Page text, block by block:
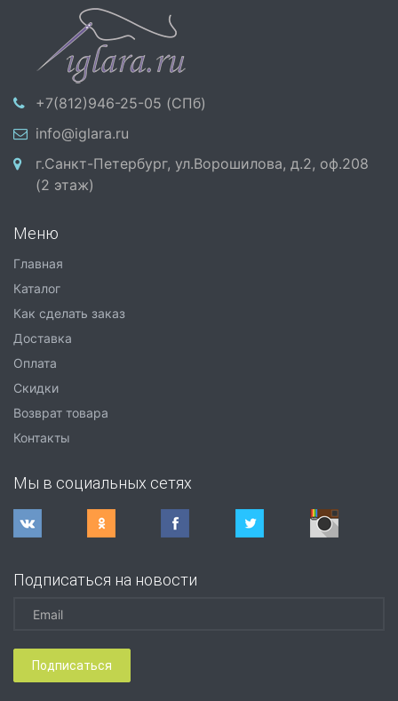
+7(812)946-25-05 (СПб)
info@iglara.ru
г.Санкт-Петербург, ул.Ворошилова, д.2, оф.208
(2 этаж)
Меню
Главная
Каталог
Как сделать заказ
Доставка
Оплата
Скидки
Возврат товара
Контакты
Мы в социальных сетях
Подписаться на новости
Подписаться